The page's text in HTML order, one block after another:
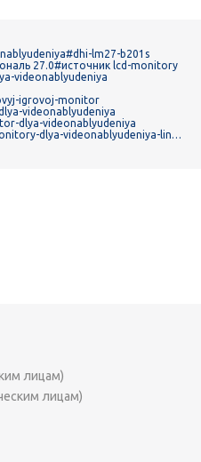
#dhi-lm27-b201s
27.0#источник lcd-monitory
videonablyudeniya
igrovoj-monitor
videonablyudeniya
dlya-videonablyudeniya
dlya-videonablyudeniya-linee
лицам)
лицам)